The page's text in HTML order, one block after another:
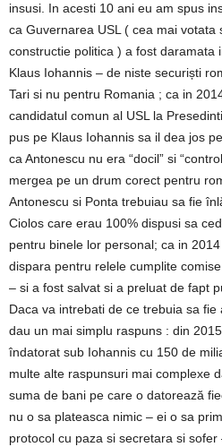
insusi. In acesti 10 ani eu am spus
ca Guvernarea USL ( cea mai votata
constructie politica ) a fost daramata
Klaus Iohannis – de niste securiști
Tari si nu pentru Romania ; ca in
candidatul comun al USL la
pus pe Klaus Iohannis sa il dea jos
ca Antonescu nu era “docil” si
mergea pe un drum corect pentru
Antonescu si Ponta trebuiau sa fie
Ciolos care erau 100% dispusi sa
pentru binele lor personal; ca in
dispara pentru relele cumplite
– si a fost salvat si a preluat de fapt
Daca va intrebati de ce trebuia sa
dau un mai simplu raspuns : din
îndatorat sub Iohannis cu 150 de
multe alte raspunsuri mai complexe
suma de bani pe care o datorează
nu o sa plateasca nimic – ei o sa
protocol cu paza si secretara si